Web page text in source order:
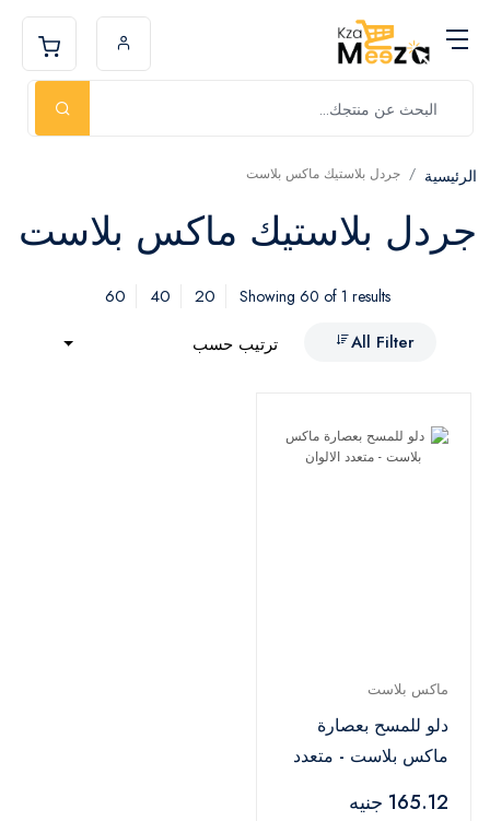
الرئيسية جردل بلاستيك ماكس بلاست
جردل بلاستيك ماكس بلاست
Showing 60 of 1 results
20
40
60
All Filter
ترتيب حسب
ماكس بلاست
دلو للمسح بعصارة
ماكس بلاست - متعدد
165.12 جنيه